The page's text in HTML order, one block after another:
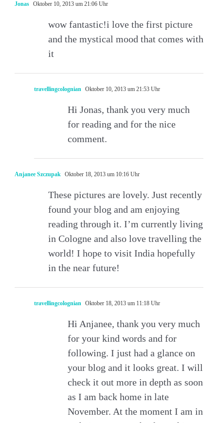
Jonas Oktober 10, 2013 um 21:06 Uhr
wow fantastic!i love the first picture
and the mystical mood that comes with
it
travellingcolognian Oktober 10, 2013 um 21:53 Uhr
Hi Jonas, thank you very much
for reading and for the nice
comment.
Anjanee Szczupak Oktober 18, 2013 um 10:16 Uhr
These pictures are lovely. Just recently
found your blog and am enjoying
reading through it. I’m currently living
in Cologne and also love travelling the
world! I hope to visit India hopefully
in the near future!
travellingcolognian Oktober 18, 2013 um 11:18 Uhr
Hi Anjanee, thank you very much
for your kind words and for
following. I just had a glance on
your blog and it looks great. I will
check it out more in depth as soon
as I am back home in late
November. At the moment I am in